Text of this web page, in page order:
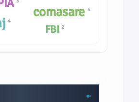
FBI 2
comasare 4
4